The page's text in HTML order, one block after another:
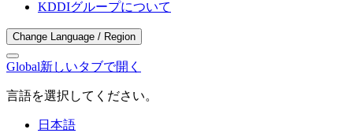
KDDIグループについて
Change Language / Region
Global新しいタブで開く
言語を選択してください。
日本語